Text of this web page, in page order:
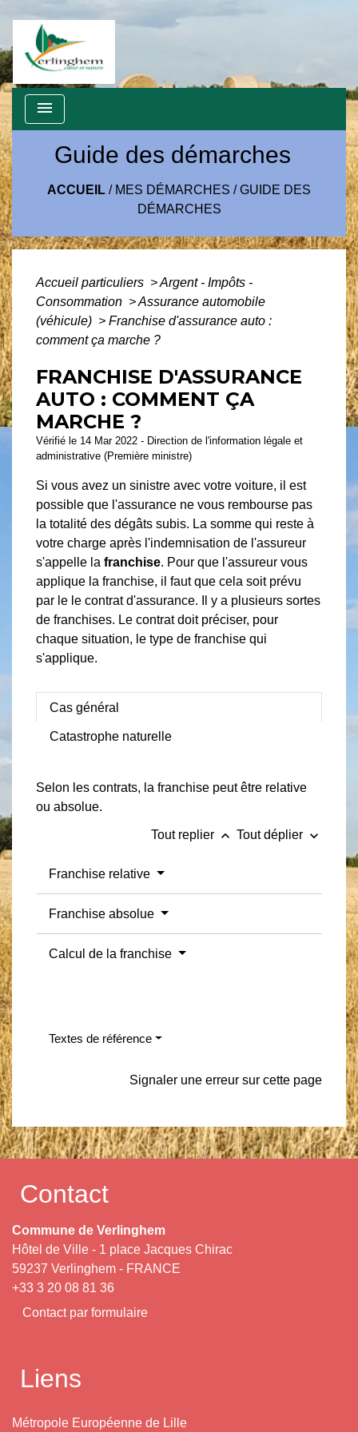
menu
Guide des démarches
ACCUEIL / MES DÉMARCHES /GUIDE DES
DÉMARCHES
Accueil particuliers >Argent - Impôts -
Consommation >Assurance automobile
(véhicule) > Franchise d'assurance auto :
comment ça marche ?
FRANCHISE D'ASSURANCE
AUTO : COMMENT ÇA
MARCHE ?
Vérifié le 14 Mar 2022 - Direction de l'information légale et
administrative (Première ministre)
Si vous avez un sinistre avec votre voiture, il est
possible que l'assurance ne vous rembourse pas
la totalité des dégâts subis. La somme qui reste à
votre charge après l'indemnisation de l'assureur
s'appelle la franchise. Pour que l'assureur vous
applique la franchise, il faut que cela soit prévu
par le le contrat d'assurance. Il y a plusieurs sortes
de franchises. Le contrat doit préciser, pour
chaque situation, le type de franchise qui
s'applique.
Cas général
Catastrophe naturelle
Selon les contrats, la franchise peut être relative
ou absolue.
Tout replier keyboard_arrow_up Tout déplier keyboard_arrow_down
Franchise relative
Franchise absolue
Calcul de la franchise
Textes de référence
Signaler une erreur sur cette page
Contact
Commune de Verlinghem
Hôtel de Ville - 1 place Jacques Chirac
59237 Verlinghem - FRANCE
+33 3 20 08 81 36
Contact par formulaire
Liens
Métropole Européenne de Lille